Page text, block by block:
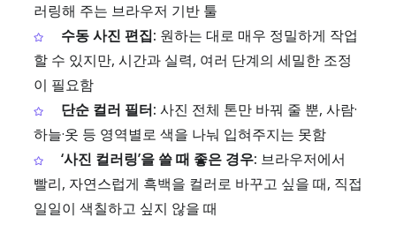
러링해 주는 브라우저 기반 툴
수동 사진 편집: 원하는 대로 매우 정밀하게 작업
할 수 있지만, 시간과 실력, 여러 단계의 세밀한 조정
이 필요함
단순 컬러 필터: 사진 전체 톤만 바꿔 줄 뿐, 사람·
하늘·옷 등 영역별로 색을 나눠 입혀주지는 못함
‘사진 컬러링’을 쓸 때 좋은 경우: 브라우저에서
빨리, 자연스럽게 흑백을 컬러로 바꾸고 싶을 때, 직접
일일이 색칠하고 싶지 않을 때